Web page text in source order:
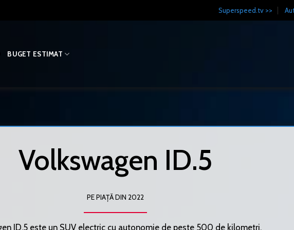
Superspeed.tv >>
BUGET ESTIMAT
Volkswagen ID.5
PE PIAȚĂ DIN 2022
ID.5 este un SUV electric cu autonomie de peste 500 de kilometri.